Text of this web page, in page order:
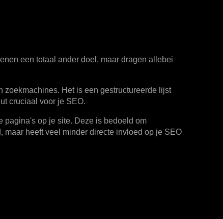
een totaal ander doel, maar dragen allebei
zoekmachines. Het is een gestructureerde lijst
cruciaal voor je SEO.
pagina's op je site. Deze is bedoeld om
heeft veel minder directe invloed op je SEO